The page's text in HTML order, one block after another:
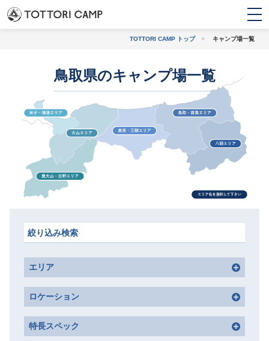
トピックス
条件から探す
初心者・
ファミリー
バンガロー・コテー
上級者におすすめ
TOTTORI CAMP トップ> キャンプ場一覧
鳥取県のキャンプ場一覧
絞り込み検索
エリア
鳥取・岩美エリア
倉吉・三朝エリア
大山エリア
米子・境港エリア
ロケーション
林間
草原
高台 湖
特長スペック